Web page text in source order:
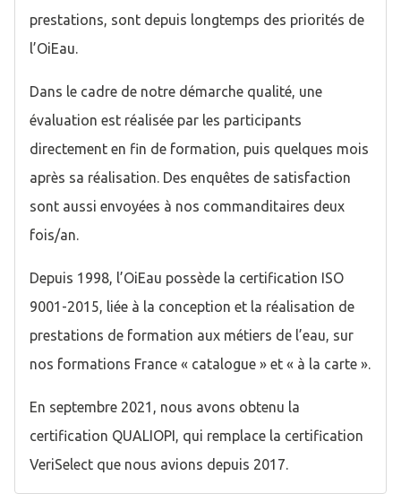
prestations, sont depuis longtemps des priorités de
l’OiEau.
Dans le cadre de notre démarche qualité, une
évaluation est réalisée par les participants
directement en fin de formation, puis quelques mois
après sa réalisation. Des enquêtes de satisfaction
sont aussi envoyées à nos commanditaires deux
fois/an.
Depuis 1998, l’OiEau possède la certification ISO
9001-2015, liée à la conception et la réalisation de
prestations de formation aux métiers de l’eau, sur
nos formations France « catalogue » et « à la carte ».
En septembre 2021, nous avons obtenu la
certification QUALIOPI, qui remplace la certification
VeriSelect que nous avions depuis 2017.